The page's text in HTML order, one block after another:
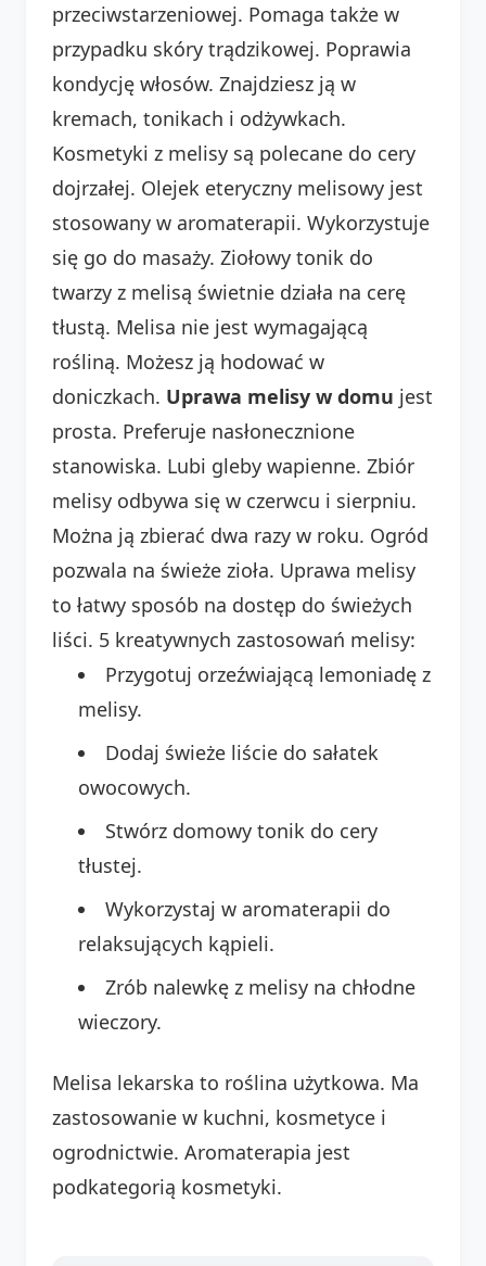
przeciwstarzeniowej. Pomaga także w
przypadku skóry trądzikowej. Poprawia
kondycję włosów. Znajdziesz ją w
kremach, tonikach i odżywkach.
Kosmetyki z melisy są polecane do cery
dojrzałej. Olejek eteryczny melisowy jest
stosowany w aromaterapii. Wykorzystuje
się go do masaży. Ziołowy tonik do
twarzy z melisą świetnie działa na cerę
tłustą. Melisa nie jest wymagającą
rośliną. Możesz ją hodować w
doniczkach. Uprawa melisy w domu jest
prosta. Preferuje nasłonecznione
stanowiska. Lubi gleby wapienne. Zbiór
melisy odbywa się w czerwcu i sierpniu.
Można ją zbierać dwa razy w roku. Ogród
pozwala na świeże zioła. Uprawa melisy
to łatwy sposób na dostęp do świeżych
liści. 5 kreatywnych zastosowań melisy:
Przygotuj orzeźwiającą lemoniadę z
melisy.
Dodaj świeże liście do sałatek
owocowych.
Stwórz domowy tonik do cery
tłustej.
Wykorzystaj w aromaterapii do
relaksujących kąpieli.
Zrób nalewkę z melisy na chłodne
wieczory.
Melisa lekarska to roślina użytkowa. Ma
zastosowanie w kuchni, kosmetyce i
ogrodnictwie. Aromaterapia jest
podkategorią kosmetyki.